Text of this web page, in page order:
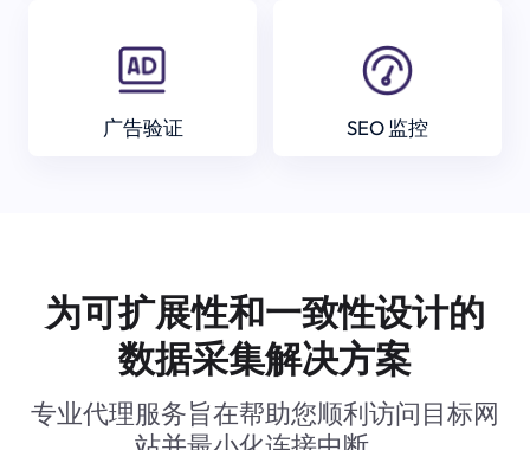
广告验证 SEO 监控
为可扩展性和一致性设计的
数据采集解决方案
专业代理服务旨在帮助您顺利访问目标网